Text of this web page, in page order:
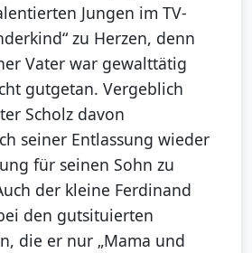
Jungen im TV-
zu Herzen, denn
Vater war gewalttätig
gutgetan. Vergeblich
Scholz davon
seiner Entlassung wieder
für seinen Sohn zu
der kleine Ferdinand
den gutsituierten
die er nur „Mama und